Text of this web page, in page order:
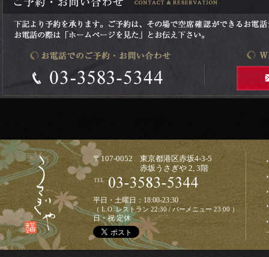
〒107-0052 東京都港区赤坂4-3-5
赤坂うさぎや 2, 3階
平日・土曜日：18:00-23:30
（ L.O. レストラン 22:30 / バーメニュー 23:00 ）
日・祝 定休